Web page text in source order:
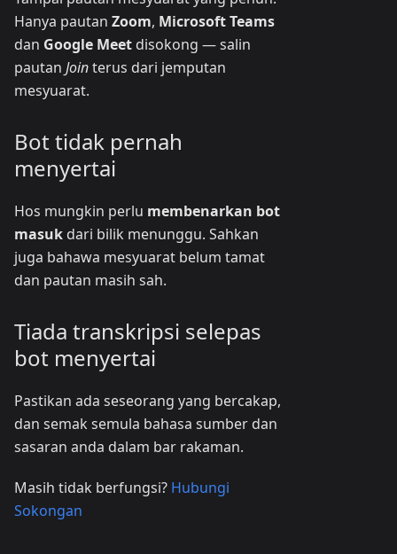
Hanya pautan Zoom, Microsoft Teams
dan Google Meet disokong — salin
pautan Jointerus dari jemputan
mesyuarat.
Bot tidak pernah
menyertai
Hos mungkin perlu membenarkan bot
masuk dari bilik menunggu. Sahkan
juga bahawa mesyuarat belum tamat
dan pautan masih sah.
Tiada transkripsi selepas
bot menyertai
Pastikan ada seseorang yang bercakap,
dan semak semula bahasa sumber dan
sasaran anda dalam bar rakaman.
Masih tidak berfungsi? Hubungi
Sokongan